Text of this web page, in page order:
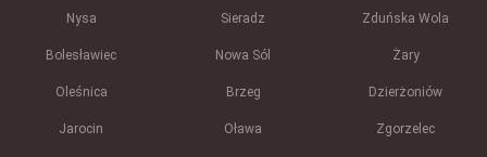
Nysa Sieradz Zduńska Wola
Bolesławiec Nowa Sól Żary
Oleśnica Brzeg Dzierżoniów
Jarocin Oława Zgorzelec